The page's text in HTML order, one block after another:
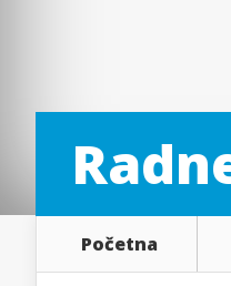
Početna